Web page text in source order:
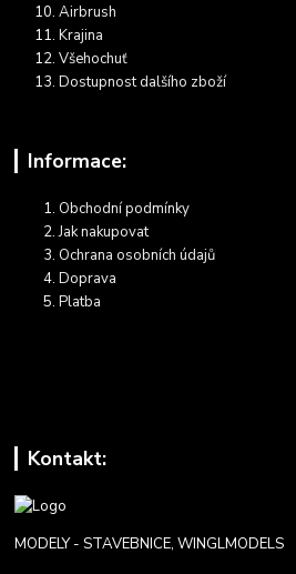
Airbrush
Krajina
Všehochuť
Dostupnost dalšího zboží
Informace:
Obchodní podmínky
Jak nakupovat
Ochrana osobních údajů
Doprava
Platba
Kontakt:
MODELY - STAVEBNICE, WINGLMODELS